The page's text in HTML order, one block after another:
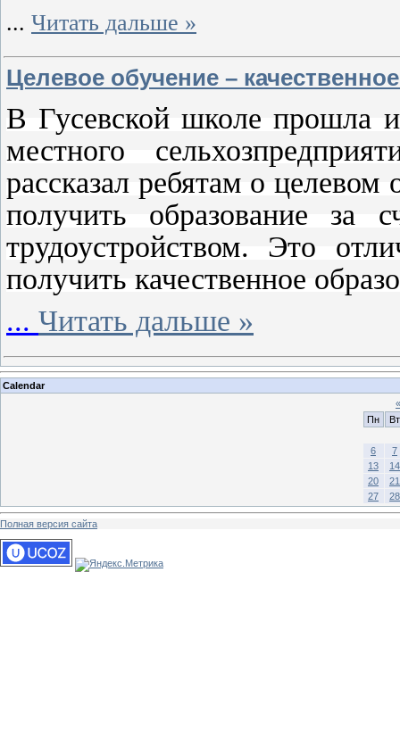
... Читать дальше »
Целевое обучение –
В Гусевской школе прошла
местного
рассказал ребятам о
получить образование за
трудоустройством. Это
получить качественное
... Читать дальше »
Calendar
«
Пн
Вт
6
7
13
14
20
21
27
28
Полная версия сайта